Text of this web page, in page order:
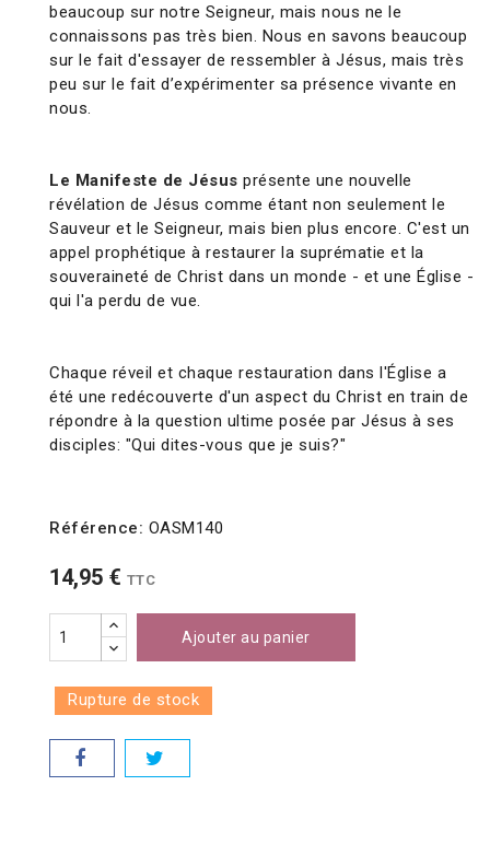
beaucoup sur notre Seigneur, mais nous ne le
connaissons pas très bien. Nous en savons beaucoup
sur le fait d'essayer de ressembler à Jésus, mais très
peu sur le fait d’expérimenter sa présence vivante en
nous.
Le Manifeste de Jésus présente une nouvelle
révélation de Jésus comme étant non seulement le
Sauveur et le Seigneur, mais bien plus encore. C'est un
appel prophétique à restaurer la suprématie et la
souveraineté de Christ dans un monde - et une Église -
qui l'a perdu de vue.
Chaque réveil et chaque restauration dans l'Église a
été une redécouverte d'un aspect du Christ en train de
répondre à la question ultime posée par Jésus à ses
disciples: "Qui dites-vous que je suis?"
Référence: OASM140
14,95 € TTC
Ajouter au panier
Rupture de stock